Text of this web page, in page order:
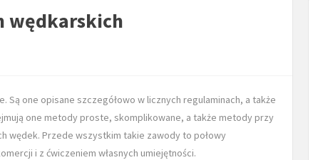
wędkarskich
Są one opisane szczegółowo w licznych regulaminach, a także
one metody proste, skomplikowane, a także metody przy
wędek. Przede wszystkim takie zawody to połowy
i z ćwiczeniem własnych umiejętności.